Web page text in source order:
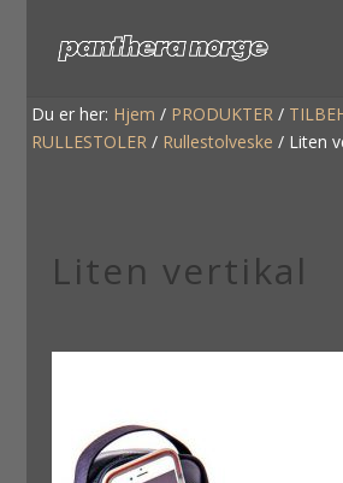
Du er her: Hjem / PRODUKTER /
RULLESTOLER / Rullestolveske / Liten
Liten vertikal